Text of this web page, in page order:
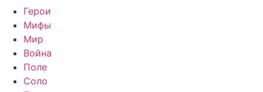
Герои
Мифы
Мир
Война
Поле
Соло